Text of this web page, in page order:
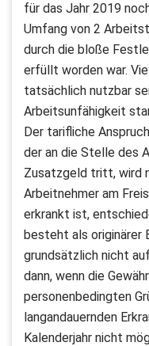
für das Jahr 2019
Umfang von 2
durch die bloße
erfüllt worden war.
tatsächlich nutzbar
Arbeitsunfähigkeit
Der tarifliche
der an die Stelle des
Zusatzgeld tritt, wird
Arbeitnehmer am
erkrankt ist,
besteht als originärer
grundsätzlich nicht
dann, wenn die
personenbedingten
langandauernden
Kalenderjahr nicht